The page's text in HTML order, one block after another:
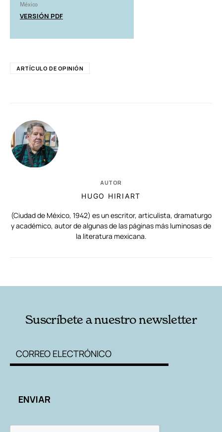
México
VERSIÓN PDF
ARTÍCULO DE OPINIÓN
AUTOR
HUGO HIRIART
(Ciudad de México, 1942) es un escritor, articulista, dramaturgo
y académico, autor de algunas de las páginas más luminosas de
la literatura mexicana.
Suscríbete a nuestro newsletter